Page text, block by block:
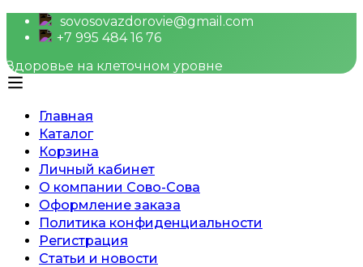
sovosovazdorovie@gmail.com
+7 995 484 16 76
Здоровье на клеточном уровне
Главная
Каталог
Корзина
Личный кабинет
О компании Сово-Сова
Оформление заказа
Политика конфиденциальности
Регистрация
Статьи и новости